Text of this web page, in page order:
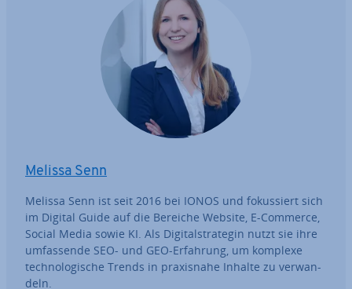
Melissa Senn
Melissa Senn ist seit 2016 bei IONOS und fo­kus­siert sich
im Digital Guide auf die Bereiche Website, E-Commerce,
Social Media sowie KI. Als Di­gi­tal­stra­te­gin nutzt sie ihre
um­fas­sen­de SEO- und GEO-Erfahrung, um komplexe
tech­no­lo­gi­sche Trends in pra­xis­na­he Inhalte zu ver­wan­
deln.